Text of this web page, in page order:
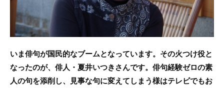
いま俳句が国民的なブームとなっています。その火つけ役と
なったのが、俳人・夏井いつきさんです。俳句経験ゼロの素
人の句を添削し、見事な句に変えてしまう様はテレビでもお